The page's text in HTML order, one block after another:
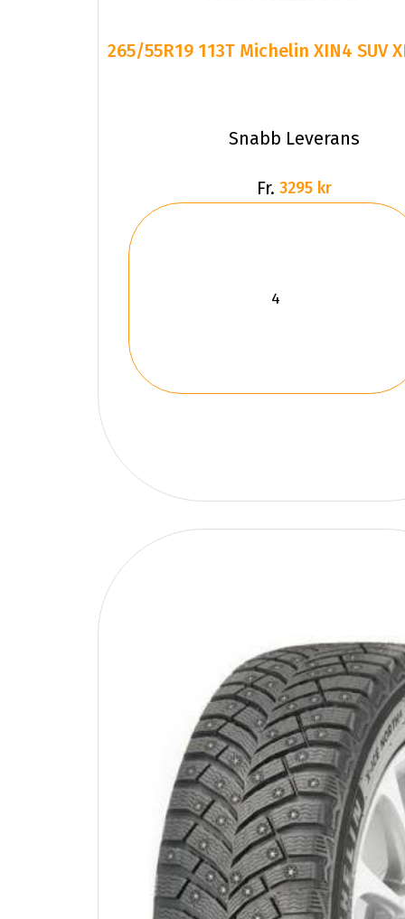
265/55R19 113T Michelin XIN4 SUV
Snabb Leverans
Fr. 3295 kr